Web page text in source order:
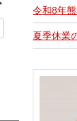
令和8年
夏季休業